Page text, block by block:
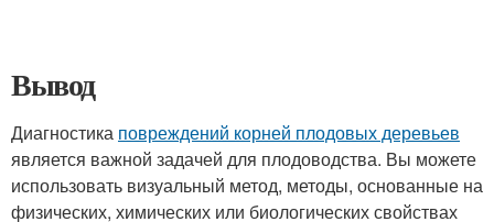
Вывод
Диагностика повреждений корней плодовых деревьев
является важной задачей для плодоводства. Вы можете
использовать визуальный метод, методы, основанные на
физических, химических или биологических свойствах